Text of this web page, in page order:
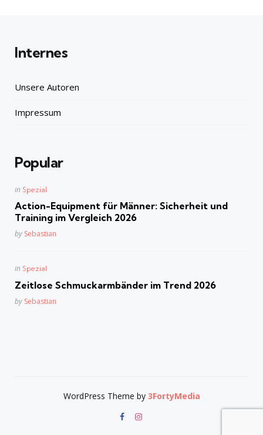
Internes
Unsere Autoren
Impressum
Popular
Posted
in Spezial
Action-Equipment für Männer: Sicherheit und
Training im Vergleich 2026
Posted
by Sebastian
Posted
in Spezial
Zeitlose Schmuckarmbänder im Trend 2026
Posted
by Sebastian
WordPress Theme by 3FortyMedia